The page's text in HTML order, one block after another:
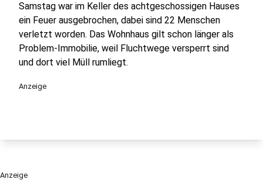
Samstag war im Keller des achtgeschossigen Hauses
ein Feuer ausgebrochen, dabei sind 22 Menschen
verletzt worden. Das Wohnhaus gilt schon länger als
Problem-Immobilie, weil Fluchtwege versperrt sind
und dort viel Müll rumliegt.
Anzeige
Anzeige